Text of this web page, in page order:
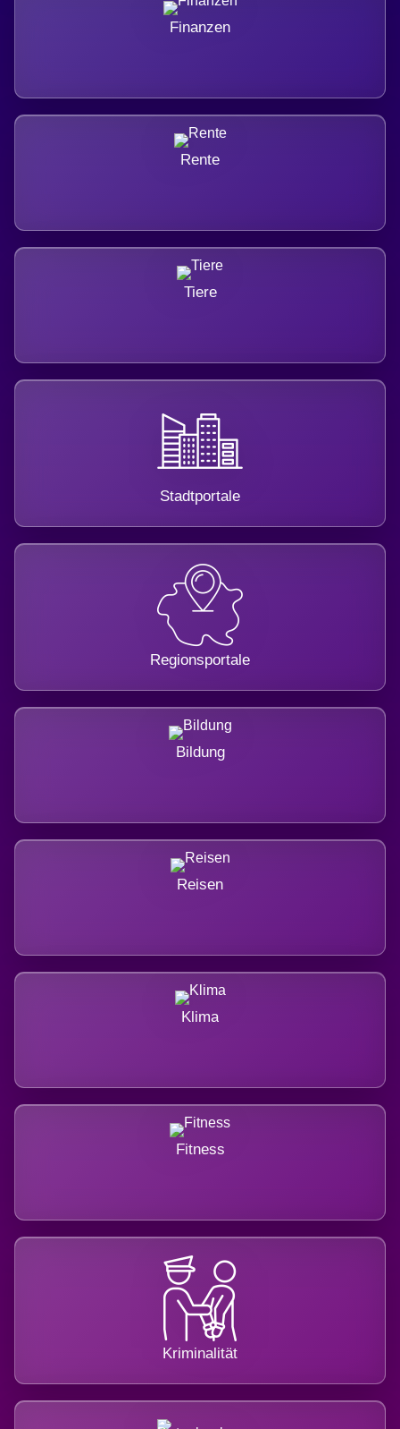
Finanzen
Rente
Tiere
Stadtportale
Regionsportale
Bildung
Reisen
Klima
Fitness
Kriminalität